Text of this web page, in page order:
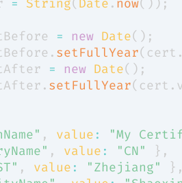
= String( Date . now( ) ) ;
= new Date( ) ;
. setFullYear( cert
= new Date( ) ;
. setFullYear( cert .
, value :
"My
, value : "CN" } ,
, value : "Zhejiang" }